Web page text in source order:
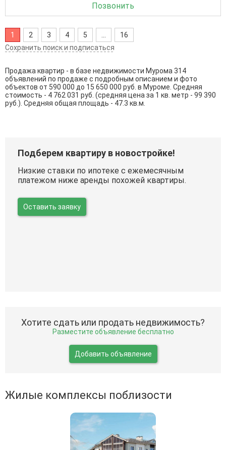
Позвонить
1 2 3 4 5
16
Сохранить поиск и подписаться
Продажа квартир - в базе недвижимости Мурома 314
объявлений по продаже с подробным описанием и фото
объектов от 590 000 до 15 650 000 руб. в Муроме. Средняя
стоимость - 4 762 031 руб. (средняя цена за 1 кв. метр - 99 390
руб.). Средняя общая площадь - 47.3 кв.м.
Подберем квартиру в новостройке!
Низкие ставки по ипотеке с ежемесячным
платежом ниже аренды похожей квартиры.
Оставить заявку
Хотите сдать или продать недвижимость?
Разместите объявление бесплатно
Добавить объявление
Жилые комплексы поблизости